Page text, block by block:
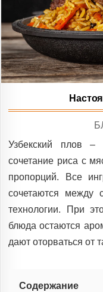
Узбекский плов
сочетание риса с
пропорций. Все
сочетаются между
технологии. При
блюда остаются
дают оторваться от
Содержание